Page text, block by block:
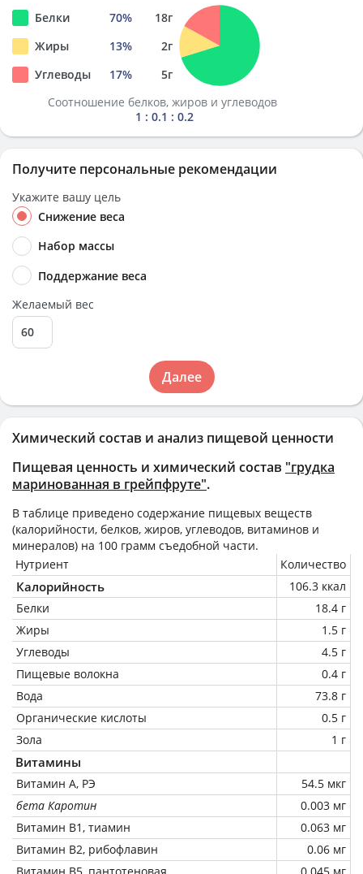
Химический состав и анализ пищевой ценности
Пищевая ценность и химический состав "грудка
маринованная в грейпфруте".
В таблице приведено содержание пищевых веществ
(калорийности, белков, жиров, углеводов, витаминов и
минералов) на 100 грамм съедобной части.
Нутриент
Количество
Калорийность
106.3 ккал
Белки
18.4 г
Жиры
1.5 г
Углеводы
4.5 г
Пищевые волокна
0.4 г
Вода
73.8 г
Органические кислоты
0.5 г
Зола
1 г
Витамины
Витамин А, РЭ
54.5 мкг
бета Каротин
0.003 мг
Витамин В1, тиамин
0.063 мг
Витамин В2, рибофлавин
0.06 мг
Белки 70% 18г
Жиры
13% 2г
Углеводы
17% 5г
Соотношение белков, жиров и углеводов
1 : 0.1 : 0.2
Получите персональные рекомендации
Укажите вашу цель
Снижение веса
Набор массы
Поддержание веса
Желаемый вес
Далее